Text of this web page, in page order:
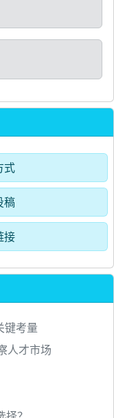
式
稿
接
键考量
人才市场